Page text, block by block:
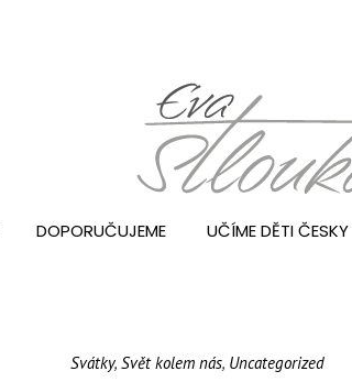
DOPORUČUJEME UČÍME DĚTI ČESKY
Svátky, Svět kolem nás, Uncategorized